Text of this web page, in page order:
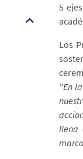
y
5
Los
"En
llena